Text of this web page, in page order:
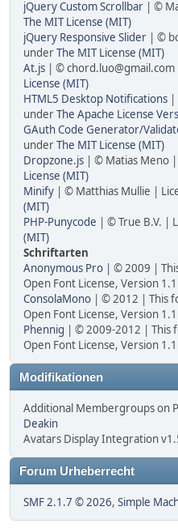
jQuery Custom Scrollbar | ©
The MIT License (MIT)
jQuery Responsive Slider | ©
underThe MIT License (MIT)
At.js | ©
License (MIT)
HTML5 Desktop Notifications |
underThe Apache License
GAuth Code Generator/
underThe MIT License (MIT)
Dropzone.js | © Matias Meno
License (MIT)
Minify | © Matthias Mullie |
(MIT)
PHP-Punycode | © True B.V. |
(MIT)
Schriftarten
Anonymous Pro | © 2009 |
Open Font License, Version 1.1
ConsolaMono | © 2012 | This
Open Font License, Version 1.1
Phennig | © 2009-2012 | This
Open Font License, Version 1.1
Modifikationen
Additional Membergroups on
Deakin
Avatars Display Integration
Forum Urheberrecht
SMF 2.1.7 © 2026, Simple